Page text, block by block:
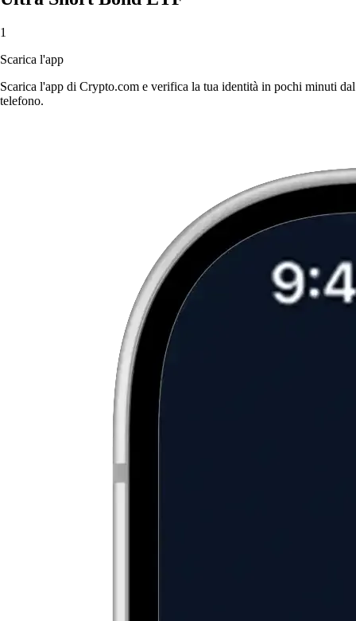
1
Scarica l'app
Scarica l'app di Crypto.com e verifica la tua identità in pochi minuti dal
telefono.